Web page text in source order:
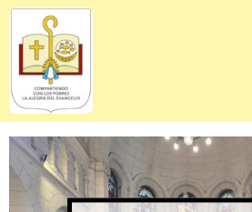
Skip
content